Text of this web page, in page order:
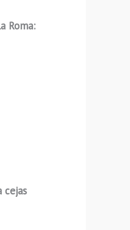
Roma:
cejas